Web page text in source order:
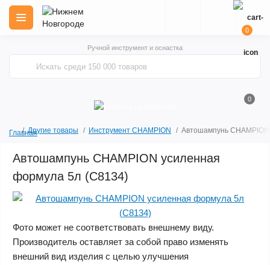
Ручной инструмент и оснастка
0
0
ГлавнаяДругие товары Инструмент CHAMPION Автошампунь
Автошампунь CHAMPION усиленная
формула 5л (C8134)
Фото может не соответствовать внешнему виду.
Производитель оставляет за собой право изменять
внешний вид изделия с целью улучшения